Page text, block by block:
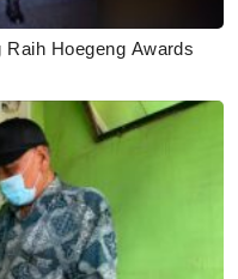
Hoegeng Awards